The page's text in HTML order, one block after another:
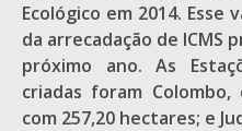
Ecológico em 2014. Esse
da arrecadação de ICMS
próximo ano. As
criadas foram
com 257,20 hectares; e